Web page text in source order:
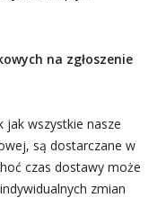
na zgłoszenie
jak wszystkie nasze
są dostarczane w
czas dostawy może
zmian